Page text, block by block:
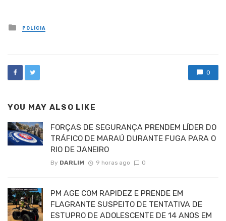
Posted
in
POLÍCIA
0
YOU MAY ALSO LIKE
FORÇAS DE SEGURANÇA PRENDEM LÍDER DO
TRÁFICO DE MARAÚ DURANTE FUGA PARA O
RIO DE JANEIRO
By DARLIM 9 horas ago 0
PM AGE COM RAPIDEZ E PRENDE EM
FLAGRANTE SUSPEITO DE TENTATIVA DE
ESTUPRO DE ADOLESCENTE DE 14 ANOS EM